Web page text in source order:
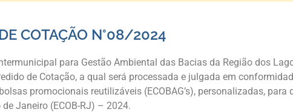
COTAÇÃO N°08/2024
para Gestão Ambiental das Bacias da Região dos
de Cotação, a qual será processada e julgada em
promocionais reutilizáveis (ECOBAG’s), personalizadas,
Janeiro (ECOB-RJ) – 2024.